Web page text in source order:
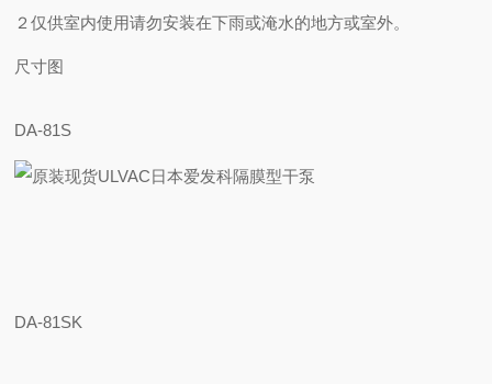
２仅供室内使用请勿安装在下雨或淹水的地方或室外。
尺寸图
DA-81S
DA-81SK